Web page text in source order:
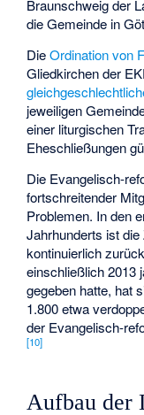
Braunschweig der
die Gemeinde in
DieOrdination von
Gliedkirchen der
jeweiligen
einer liturgischen
Eheschließungen
Die Evangelisch-
fortschreitender
Problemen. In den
Jahrhunderts ist
kontinuierlich
einschließlich 2013
gegeben hatte, hat
1.800 etwa
der Evangelisch-
[10]
Aufbau der